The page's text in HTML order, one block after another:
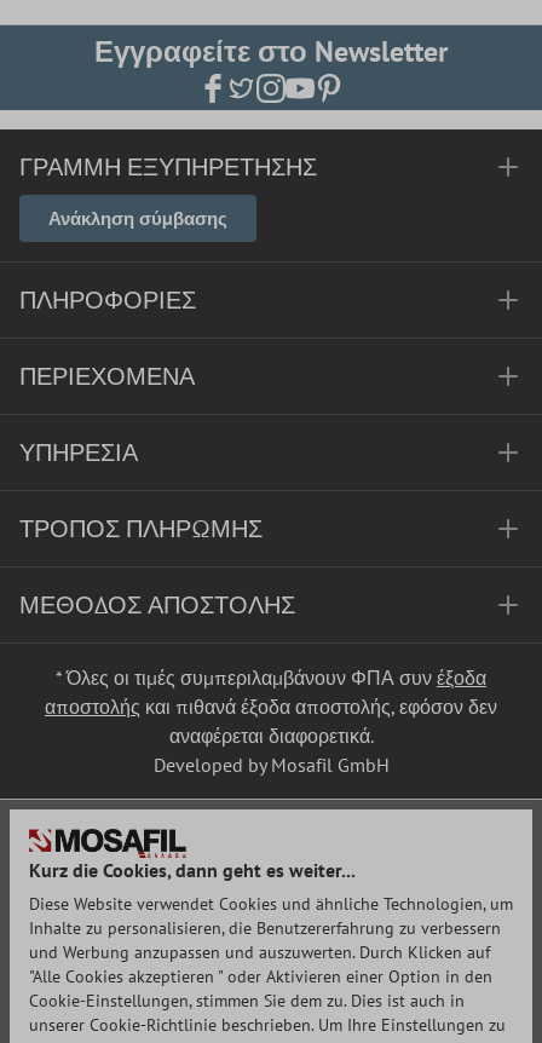
Εγγραφείτε στο Newsletter
ΓΡΑΜΜΉ ΕΞΥΠΗΡΈΤΗΣΗΣ
Ανάκληση σύμβασης
ΠΛΗΡΟΦΟΡΊΕΣ
ΠΕΡΙΕΧΌΜΕΝΑ
ΥΠΗΡΕΣΊΑ
ΤΡΌΠΟΣ ΠΛΗΡΩΜΉΣ
ΜΈΘΟΔΟΣ ΑΠΟΣΤΟΛΉΣ
* Όλες οι τιμές συμπεριλαμβάνουν ΦΠΑ συν έξοδα
αποστολής και πιθανά έξοδα αποστολής, εφόσον δεν
αναφέρεται διαφορετικά.
Developed by Mosafil GmbH
Kurz die Cookies, dann geht es weiter...
Diese Website verwendet Cookies und ähnliche Technologien, um
Inhalte zu personalisieren, die Benutzererfahrung zu verbessern
und Werbung anzupassen und auszuwerten. Durch Klicken auf
"Alle Cookies akzeptieren " oder Aktivieren einer Option in den
Cookie-Einstellungen, stimmen Sie dem zu. Dies ist auch in
unserer Cookie-Richtlinie beschrieben. Um Ihre Einstellungen zu